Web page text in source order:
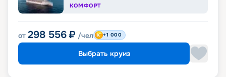
КОМФОРТ
от 298 556 ₽ /чел +1 000
Выбрать круиз